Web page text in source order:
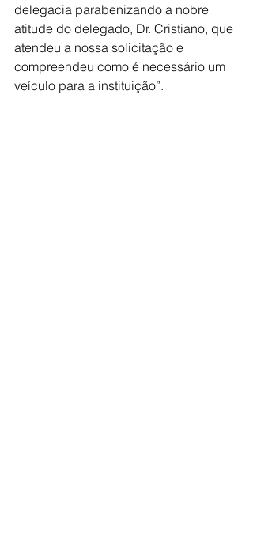
delegacia parabenizando a nobre
atitude do delegado, Dr. Cristiano, que
atendeu a nossa solicitação e
compreendeu como é necessário um
veículo para a instituição”.